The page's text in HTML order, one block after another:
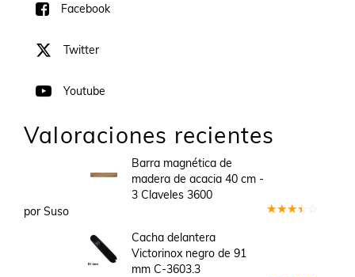
Facebook
Twitter
Youtube
Valoraciones recientes
Barra magnética de
madera de acacia 40 cm -
3 Claveles 3600
por Suso
Cacha delantera
Victorinox negro de 91
mm C-3603.3